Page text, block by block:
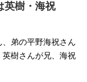
英樹・海祝
弟の平野海祝さん
樹さんが兄、海祝